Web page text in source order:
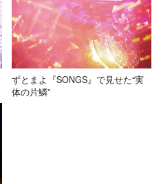
ずとまよ『SONGS』で見せた“実
体の片鱗”